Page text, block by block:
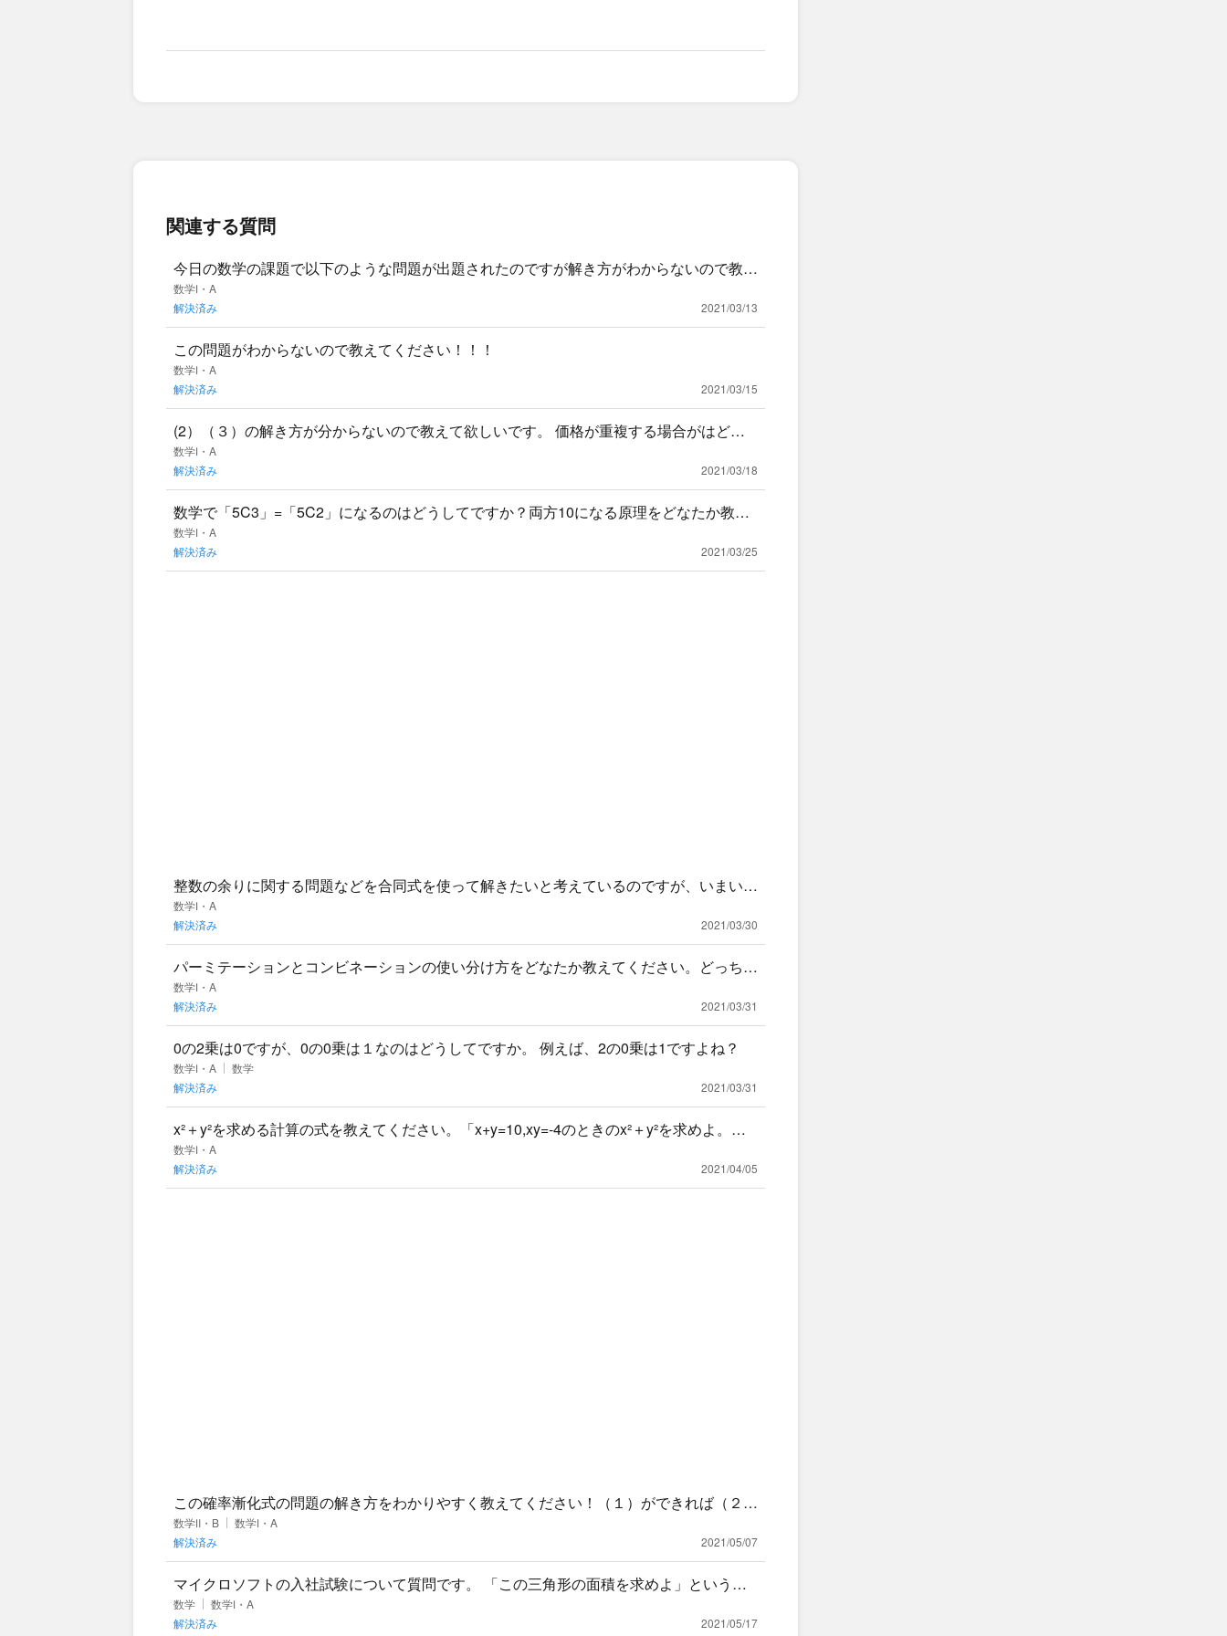
関連する質問
今日の数学の課題で以下のような問題が出題されたのですが解き方がわからないので教え
ていただきたいです。
数学Ⅰ・A
解決済み
2021/03/13
この問題がわからないので教えてください！！！
数学Ⅰ・A
解決済み
2021/03/15
(2）（３）の解き方が分からないので教えて欲しいです。 価格が重複する場合がはどう
すれば良いのでしょうか
数学Ⅰ・A
解決済み
2021/03/18
数学で「5C3」=「5C2」になるのはどうしてですか？両方10になる原理をどなたか教え
ていただけないでしょうか🙇‍♀️
数学Ⅰ・A
解決済み
2021/03/25
整数の余りに関する問題などを合同式を使って解きたいと考えているのですが、いまいち
全容を掴むことができていません。どなたか
数学Ⅰ・A
解決済み
2021/03/30
パーミテーションとコンビネーションの使い分け方をどなたか教えてください。どっちも
いけそうな問題の時に困っています…
数学Ⅰ・A
解決済み
2021/03/31
0の2乗は0ですが、0の0乗は１なのはどうしてですか。 例えば、2の0乗は1ですよね？
数学Ⅰ・A
数学
解決済み
2021/03/31
x²＋y²を求める計算の式を教えてください。「x+y=10,xy=-4のときのx²＋y²を求めよ。」
という問題です。
数学Ⅰ・A
解決済み
2021/04/05
この確率漸化式の問題の解き方をわかりやすく教えてください！（１）ができれば（２）
数学Ⅱ・B
数学Ⅰ・A
解決済み
2021/05/07
マイクロソフトの入社試験について質問です。 「この三角形の面積を求めよ」という問
題が出たらしく、答えが「この三角形は存在
数学
数学Ⅰ・A
解決済み
2021/05/17